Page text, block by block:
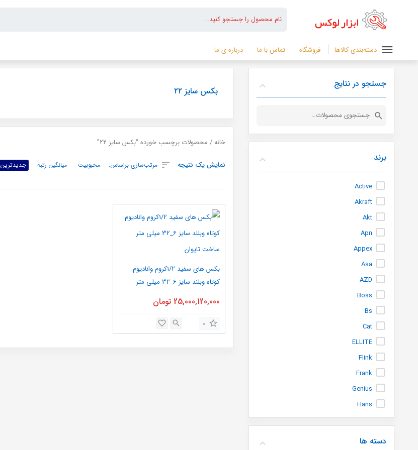
دسته‌بندی کالاها فروشگاه تماس با ما درباره ی ما
بکس سایز ۲۲
خانه/ محصولات برچسب خورده “بکس سایز ۲۲”
نمایش یک نتیجه مرتب‌سازی براساس: محبوبیت میانگین رتبه جدیدترین
بکس های سفید 1/2کروم وانادیوم
کوتاه وبلند سایز 6_32 میلی متر
25,000,120,000 تومان
0
جستجو در نتایج
جستجو
برند
Active
Akraft
Akt
Apn
Appex
Asa
AZD
Boss
Bs
Cat
ELLITE
Flink
Frank
Genius
Hans
info
instar
دسته ها